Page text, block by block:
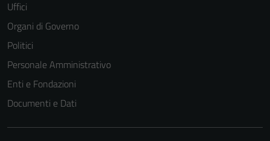
Uffici
Organi di Governo
Politici
Personale Amministrativo
Enti e Fondazioni
Documenti e Dati